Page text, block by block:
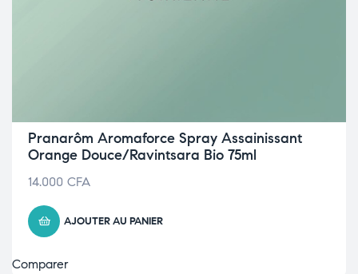
Pranarôm Aromaforce Spray Assainissant
Orange Douce/Ravintsara Bio 75ml
14.000 CFA
AJOUTER AU PANIER
Comparer